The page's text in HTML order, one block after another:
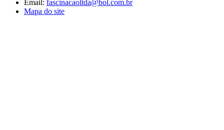
Email: fascinacaoltda@bol.com.br
Mapa do site